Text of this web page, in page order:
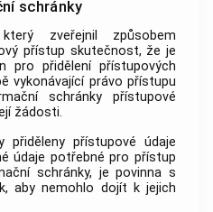
schránky
zveřejnil způsobem
přístup skutečnost, že je
pro přidělení přístupových
vykonávající právo přístupu
schránky přístupové
žádosti.
přiděleny přístupové údaje
údaje potřebné pro přístup
schránky, je povinna s
aby nemohlo dojít k jejich